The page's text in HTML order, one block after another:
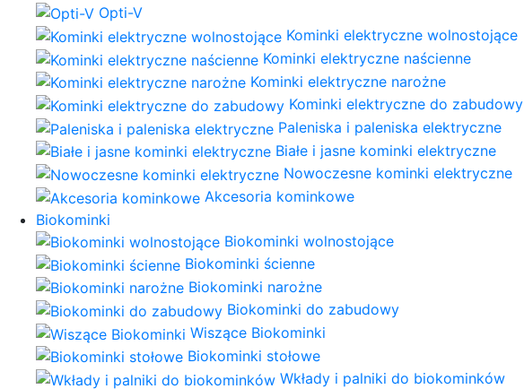
Opti-V
Kominki elektryczne wolnostojące
Kominki elektryczne naścienne
Kominki elektryczne narożne
Kominki elektryczne do zabudowy
Paleniska i paleniska elektryczne
Białe i jasne kominki elektryczne
Nowoczesne kominki elektryczne
Akcesoria kominkowe
Biokominki
Biokominki wolnostojące
Biokominki ścienne
Biokominki narożne
Biokominki do zabudowy
Wiszące Biokominki
Biokominki stołowe
Wkłady i palniki do biokominków